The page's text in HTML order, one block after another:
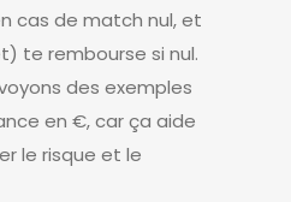
cas de match nul, et
te rembourse si nul.
des exemples
en €, car ça aide
le risque et le